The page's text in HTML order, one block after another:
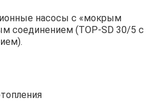
насосы с «мокрым
соединением (TOP-SD 30/5 с